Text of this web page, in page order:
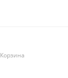
Корзина